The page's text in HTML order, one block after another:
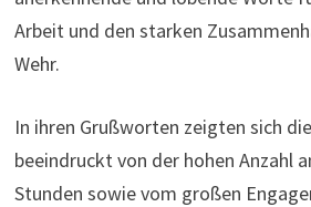
Arbeit und den starken
Wehr.
In ihren Grußworten zeigten sich
beeindruckt von der hohen Anzahl
Stunden sowie vom großen